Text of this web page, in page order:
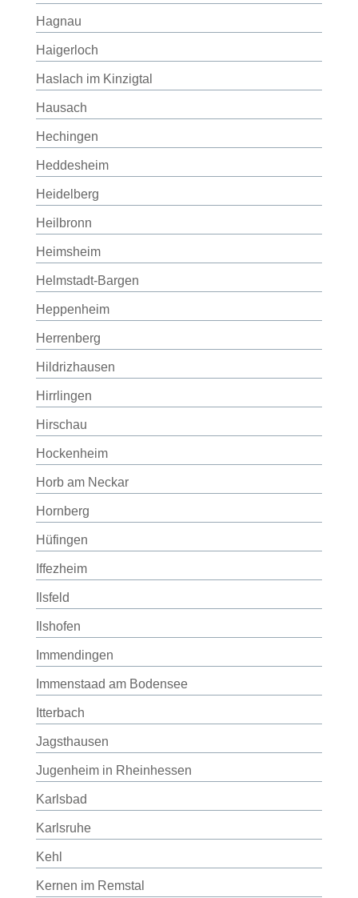
Hagnau
Haigerloch
Haslach im Kinzigtal
Hausach
Hechingen
Heddesheim
Heidelberg
Heilbronn
Heimsheim
Helmstadt-Bargen
Heppenheim
Herrenberg
Hildrizhausen
Hirrlingen
Hirschau
Hockenheim
Horb am Neckar
Hornberg
Hüfingen
Iffezheim
Ilsfeld
Ilshofen
Immendingen
Immenstaad am Bodensee
Itterbach
Jagsthausen
Jugenheim in Rheinhessen
Karlsbad
Karlsruhe
Kehl
Kernen im Remstal